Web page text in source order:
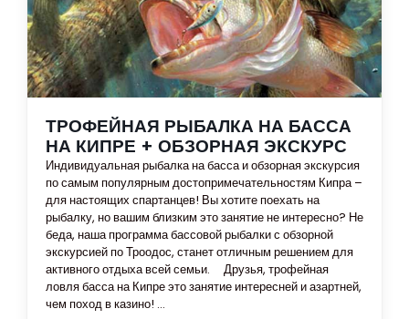
ТРОФЕЙНАЯ РЫБАЛКА НА БАССА
НА КИПРЕ + ОБЗОРНАЯ ЭКСКУРС
Индивидуальная рыбалка на басса и обзорная экскурсия
по самым популярным достопримечательностям Кипра –
для настоящих спартанцев! Вы хотите поехать на
рыбалку, но вашим близким это занятие не интересно? Не
беда, наша программа бассовой рыбалки с обзорной
экскурсией по Троодос, станет отличным решением для
активного отдыха всей семьи. Друзья, трофейная
ловля басса на Кипре это занятие интересней и азартней,
чем поход в казино! ...